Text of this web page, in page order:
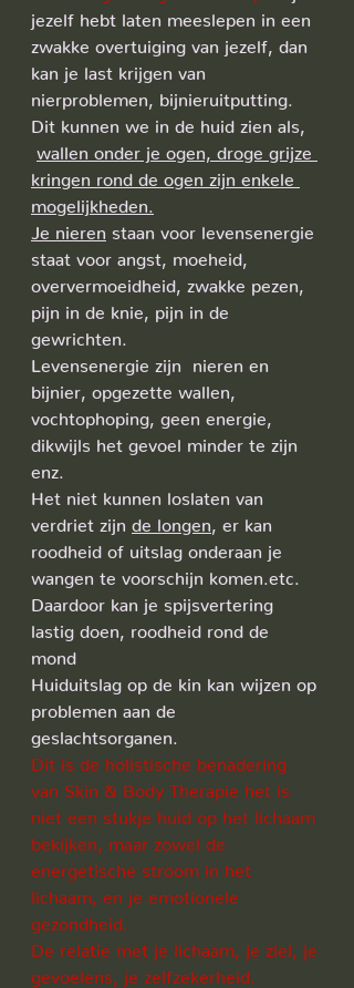
jezelf hebt laten meeslepen in een
zwakke overtuiging van jezelf, dan
kan je last krijgen van
nierproblemen, bijnieruitputting.
Dit kunnen we in de huid zien als,
wallen onder je ogen, droge grijze
kringen rond de ogen zijn enkele
mogelijkheden.
Je nieren
staan voor levensenergie
staat voor angst, moeheid,
oververmoeidheid, zwakke pezen,
pijn in de knie, pijn in de
gewrichten.
Levensenergie zijn  nieren en
bijnier, opgezette wallen,
vochtophoping, geen energie,
dikwijls het gevoel minder te zijn
enz.
Het niet kunnen loslaten van
verdriet zijn
de longen
, er kan
roodheid of uitslag onderaan je
wangen te voorschijn komen.etc.
Daardoor kan je spijsvertering
lastig doen, roodheid rond de
mond
Huiduitslag op de kin kan wijzen op
problemen aan de
geslachtsorganen.
Dit is de holistische benadering
van Skin & Body Therapie het is
niet een stukje huid op het lichaam
bekijken, maar zowel de
energetische stroom in het
lichaam, en je emotionele
gezondheid.
De relatie met je lichaam, je ziel, je
gevoelens, je zelfzekerheid.